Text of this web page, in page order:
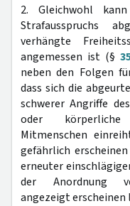
2. Gleichwohl
Strafausspruchs
verhängte
angemessen ist (§
neben den Folgen
dass sich die
schwerer Angriffe
oder
Mitmenschen
gefährlich
erneuter
der Anordnung
angezeigt erscheinen